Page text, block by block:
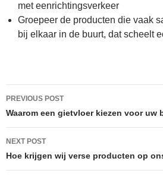
met eenrichtingsverkeer
Groepeer de producten die vaak
bij elkaar in de buurt, dat scheelt
Post
navigation
PREVIOUS POST
Waarom een gietvloer kiezen voor uw
NEXT POST
Hoe krijgen wij verse producten op